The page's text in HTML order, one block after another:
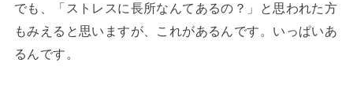
でも、「ストレスに長所なんてあるの？」と思われた方
もみえると思いますが、これがあるんです。いっぱいあ
るんです。